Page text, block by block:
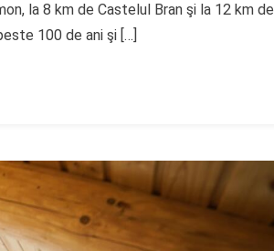
la 8 km de Castelul Bran şi la 12 km de
100 de ani şi […]